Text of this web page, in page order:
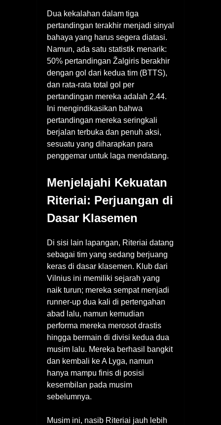
Dua kekalahan dalam tiga
pertandingan terakhir menjadi sinyal
bahaya yang harus segera diatasi.
Namun, ada satu statistik menarik:
50% pertandingan Žalgiris berakhir
dengan gol dari kedua tim (BTTS),
dan rata-rata total gol per
pertandingan mereka adalah 2.44.
Ini mengindikasikan bahwa
pertandingan mereka seringkali
berjalan terbuka dan penuh aksi,
sesuatu yang diharapkan para
penggemar untuk laga mendatang.
Menjelajahi Kekuatan
Riteriai: Perjuangan di
Dasar Klasemen
Di sisi lain lapangan, Riteriai datang
sebagai tim yang sedang berjuang
keras di dasar klasemen. Klub dari
Vilnius ini memiliki sejarah yang
naik turun; mereka sempat menjadi
runner-up dua kali di pertengahan
abad lalu, namun kemudian
performa mereka merosot drastis
hingga bermain di divisi kedua dua
musim lalu. Mereka berhasil bangkit
dan kembali ke A Lyga, namun
hanya mampu finis di posisi
kesembilan pada musim
sebelumnya.
Musim ini, nasib Riteriai jauh lebih